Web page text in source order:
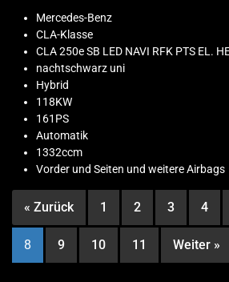
Mercedes-Benz
CLA-Klasse
CLA 250e SB LED NAVI RFK PTS EL.
nachtschwarz uni
Hybrid
118KW
161PS
Automatik
1332ccm
Vorder und Seiten und weitere Airbags
« Zurück 1 2 3 4
8 9 10 11 Weiter »